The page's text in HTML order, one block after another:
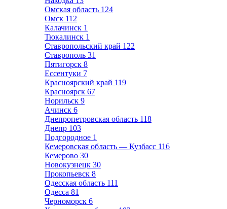
Омская область 124
Омск 112
Калачинск 1
Тюкалинск 1
Ставропольский край 122
Ставрополь 31
Пятигорск 8
Ессентуки 7
Красноярский край 119
Красноярск 67
Норильск 9
Ачинск 6
Днепропетровская область 118
Днепр 103
Подгородное 1
Кемеровская область — Кузбасс 116
Кемерово 30
Новокузнецк 30
Прокопьевск 8
Одесская область 111
Одесса 81
Черноморск 6